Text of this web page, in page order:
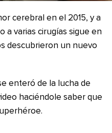
cerebral en el 2015, y a
a varias cirugías sigue en
descubrieron un nuevo
enteró de la lucha de
haciéndole saber que